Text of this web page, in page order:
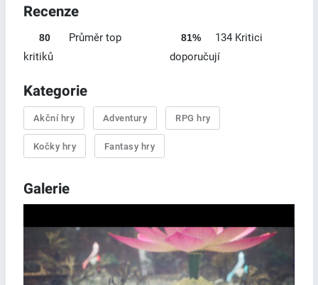
Recenze
80
Průměr top
kritiků
81%
134 Kritici
doporučují
Kategorie
Akční hry Adventury RPG hry
Kočky hry Fantasy hry
Galerie